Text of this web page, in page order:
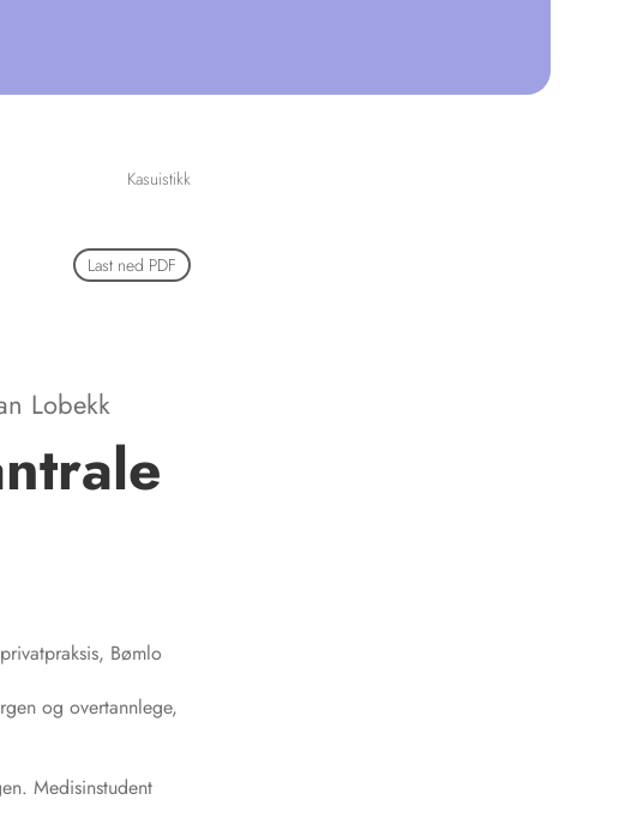
Kasuistikk
Last ned PDF
Lobekk
Bømlo
og overtannlege,
Medisinstudent